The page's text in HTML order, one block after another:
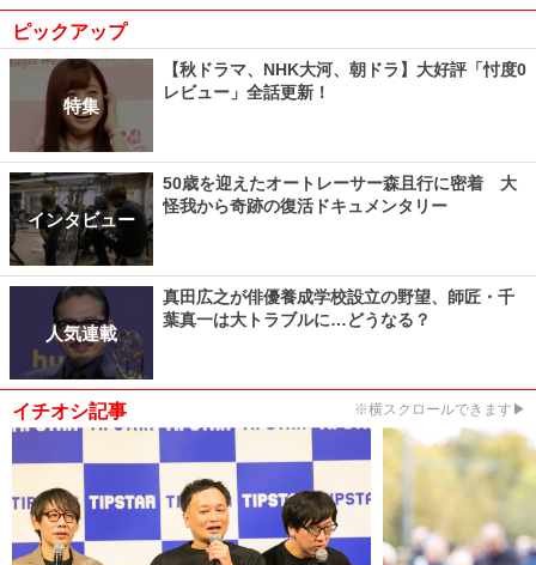
ピックアップ
特集
【秋ドラマ、NHK大河、朝ドラ】大好評「忖度0
レビュー」全話更新！
インタビュー
50歳を迎えたオートレーサー森且行に密着 大
怪我から奇跡の復活ドキュメンタリー
人気連載
真田広之が俳優養成学校設立の野望、師匠・千
葉真一は大トラブルに…どうなる？
イチオシ記事 ※横スクロールできます▶